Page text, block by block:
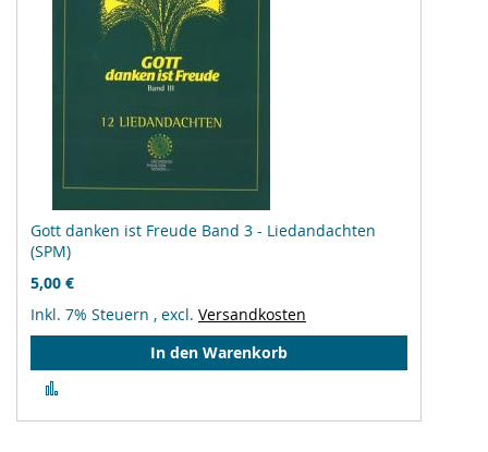
Gott danken ist Freude Band 3 - Liedandachten
(SPM)
5,00 €
Inkl. 7% Steuern , excl. Versandkosten
In den Warenkorb
hinzufügen